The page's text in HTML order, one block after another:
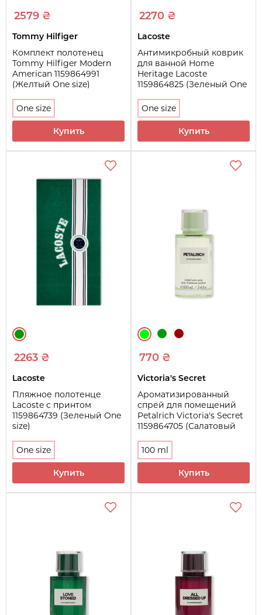
2579 ₴
Tommy Hilfiger
Комплект полотенец
Tommy Hilfiger Modern
American 1159864991
(Желтый One size)
One size
Купить
2270 ₴
Lacoste
Антимикробный коврик
для ванной Home
Heritage Lacoste
1159864825 (Зеленый One
One size
Купить
2263 ₴
Lacoste
Пляжное полотенце
Lacoste с принтом
1159864739 (Зеленый One
size)
One size
Купить
770 ₴
Victoria's Secret
Ароматизированный
спрей для помещений
Petalrich Victoria's Secret
1159864705 (Салатовый
100 ml
Купить